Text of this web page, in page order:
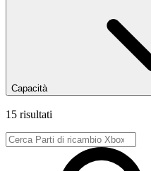
Capacità
15 risultati